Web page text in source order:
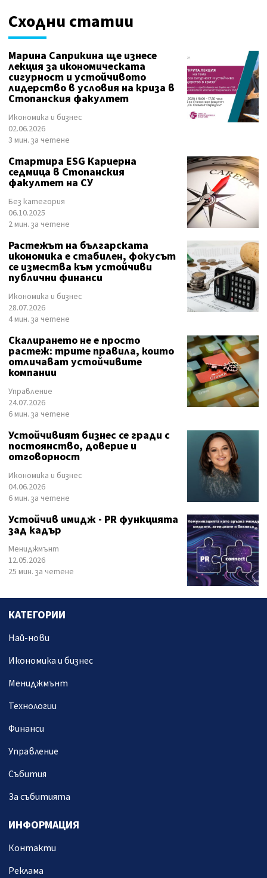
Сходни статии
Марина Саприкина ще изнесе
лекция за икономическата
сигурност и устойчивото
лидерство в условия на криза в
Стопанския факултет
Икономика и бизнес
02.06.2026
3 мин. за четене
Стартира ESG Кариерна
седмица в Стопанския
факултет на СУ
Без категория
06.10.2025
2 мин. за четене
Растежът на българската
икономика е стабилен, фокусът
се измества към устойчиви
публични финанси
Икономика и бизнес
28.07.2026
4 мин. за четене
Скалирането не е просто
растеж: трите правила, които
отличават устойчивите
компании
Управление
24.07.2026
6 мин. за четене
Устойчивият бизнес се гради с
постоянство, доверие и
отговорност
Икономика и бизнес
04.06.2026
6 мин. за четене
Устойчив имидж - PR функцията
зад кадър
Мениджмънт
12.05.2026
25 мин. за четене
КАТЕГОРИИ
Най-нови
Икономика и бизнес
Мениджмънт
Технологии
Финанси
Управление
Събития
За събитията
ИНФОРМАЦИЯ
Контакти
Реклама